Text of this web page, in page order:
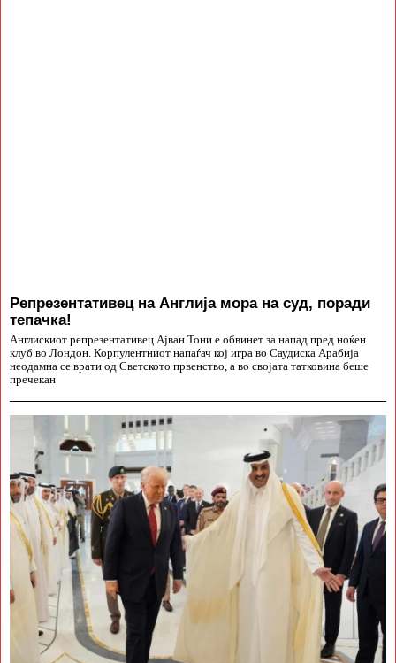
Репрезентативец на Англија мора на суд, поради
тепачка!
Англискиот репрезентативец Ајван Тони е обвинет за напад пред ноќен
клуб во Лондон. Корпулентниот напаѓач кој игра во Саудиска Арабија
неодамна се врати од Светското првенство, а во својата татковина беше
пречекан